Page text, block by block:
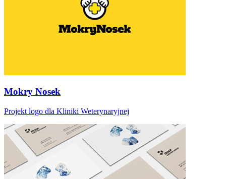
Mokry Nosek
Projekt logo dla Kliniki Weterynaryjnej